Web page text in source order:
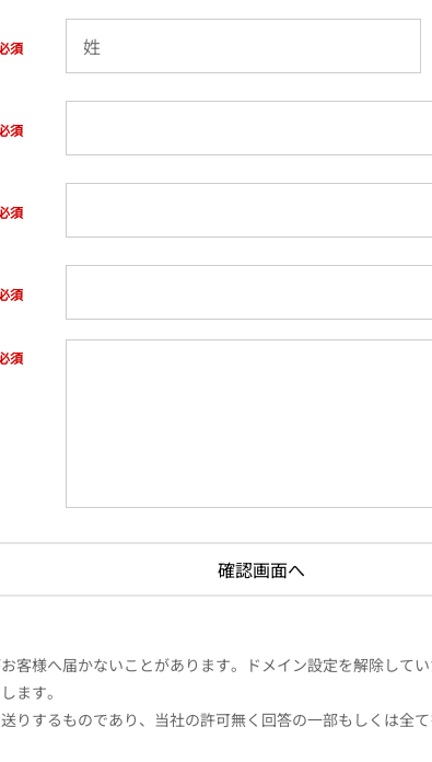
客様へ届かないことがあります。ドメイン設定を解除して
ます。
りするものであり、当社の許可無く回答の一部もしくは全